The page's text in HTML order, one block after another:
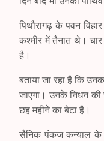
पिथौरागढ़ के पवन
कश्मीर में तैनात थे।
है।
बताया जा रहा है कि
जाएगा। उनके निधन
छह महीने का बेटा है।
सैनिक पंकज कन्याल के